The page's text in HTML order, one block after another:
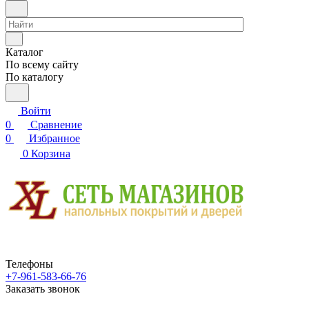
Каталог
По всему сайту
По каталогу
Войти
0
Сравнение
0
Избранное
0 Корзина
Телефоны
+7-961-583-66-76
Заказать звонок